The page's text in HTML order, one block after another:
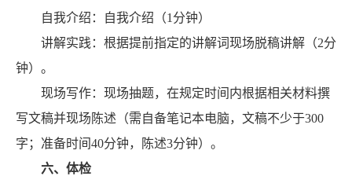
自我介绍：自我介绍（1分钟）
讲解实践：根据提前指定的讲解词现场脱稿讲解（2分
钟）。
现场写作：现场抽题，在规定时间内根据相关材料撰
写文稿并现场陈述（需自备笔记本电脑，文稿不少于300
字；准备时间40分钟，陈述3分钟）。
六、体检